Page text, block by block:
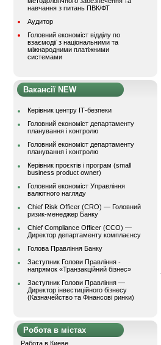
навчання з питань ПВК/ФТ
Аудитор
Головний економіст відділу по
взаємодії з національними та
міжнародними платіжними
системами
Вакансії NEW
Керівник центру ІТ-безпеки
Головний економіст департаменту
планування і контролю
Головний економіст департаменту
планування і контролю
Керівник проєктів і програм (small
business product owner)
Головний економіст Управління
валютного нагляду
Chief Risk Officer (CRO) — Головний
ризик-менеджер Банку
Chief Compliance Officer (CCO) —
Директор департаменту комплаєнсу
Голова Правління Банку
Заступник Голови Правління -
напрямок «Транзакційний бізнес»
Заступник Голови Правління —
Директор інвестиційного бізнесу
(Казначейство та Фінансові ринки)
Робота в містах
Работа в Киеве